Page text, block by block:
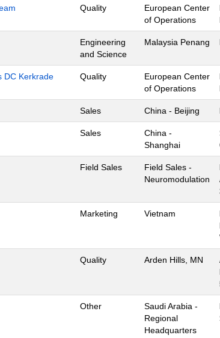
Quality
European Center
of Operations
Engineering
and Science
Malaysia Penang
DC Kerkrade Quality
European Center
of Operations
Sales China - Beijing
Sales
China -
Shanghai
Field Sales
Field Sales -
Neuromodulation
Marketing Vietnam
Quality Arden Hills, MN
Other
Saudi Arabia -
Regional
Headquarters